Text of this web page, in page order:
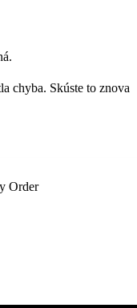
chyba. Skúste to znova
Order